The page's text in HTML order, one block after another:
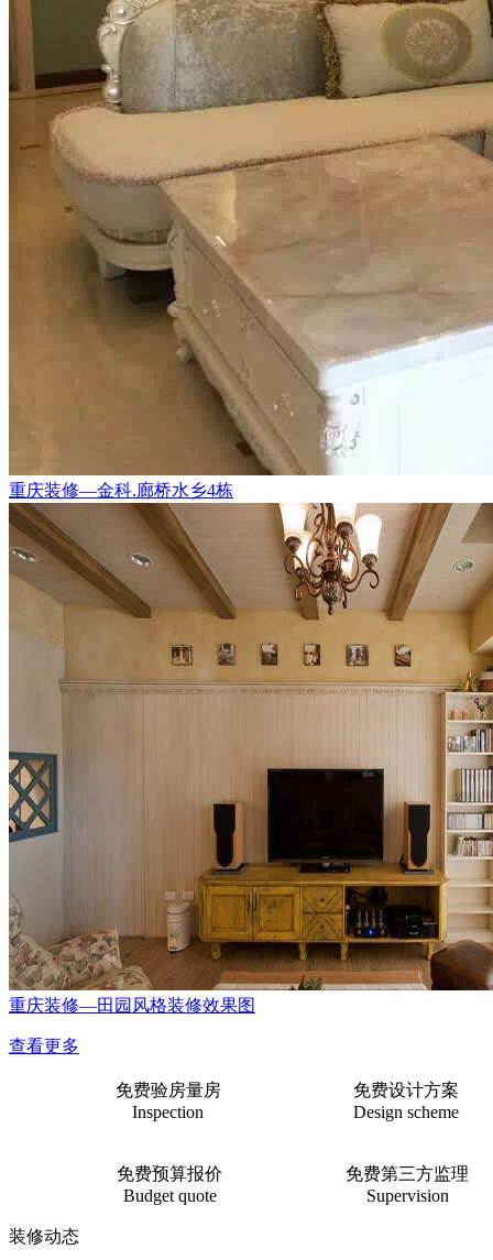
重庆装修—金科.廊桥水乡4栋
重庆装修—田园风格装修效果图
查看更多
免费验房量房
Inspection
免费设计方案
Design scheme
免费预算报价
Budget quote
免费第三方监理
Supervision
装修动态